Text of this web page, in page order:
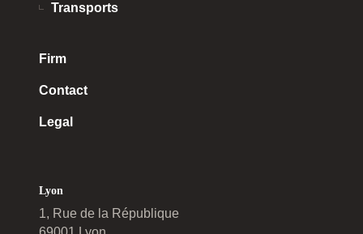
Transports
Firm
Contact
Legal
Lyon
1, Rue de la République